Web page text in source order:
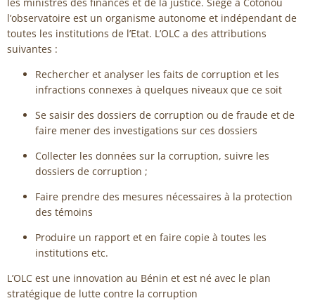
l’observatoire est un organisme autonome et indépendant de
toutes les institutions de l’Etat. L’OLC a des attributions
suivantes :
Rechercher et analyser les faits de corruption et les
infractions connexes à quelques niveaux que ce soit
Se saisir des dossiers de corruption ou de fraude et de
faire mener des investigations sur ces dossiers
Collecter les données sur la corruption, suivre les
dossiers de corruption ;
Faire prendre des mesures nécessaires à la protection
des témoins
Produire un rapport et en faire copie à toutes les
institutions etc.
L’OLC est une innovation au Bénin et est né avec le plan
stratégique de lutte contre la corruption